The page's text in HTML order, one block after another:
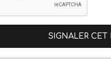
SIGNALER